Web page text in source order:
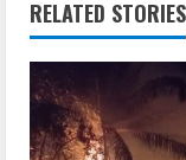
RELATED STORIES